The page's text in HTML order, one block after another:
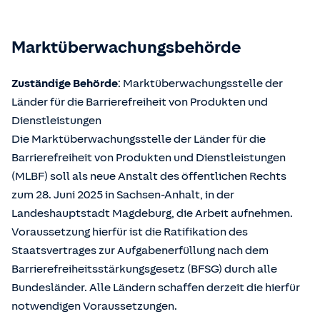
Marktüberwachungsbehörde
Zuständige Behörde: Marktüberwachungsstelle der
Länder für die Barrierefreiheit von Produkten und
Dienstleistungen
Die Marktüberwachungsstelle der Länder für die
Barrierefreiheit von Produkten und Dienstleistungen
(MLBF) soll als neue Anstalt des öffentlichen Rechts
zum 28. Juni 2025 in Sachsen-Anhalt, in der
Landeshauptstadt Magdeburg, die Arbeit aufnehmen.
Voraussetzung hierfür ist die Ratifikation des
Staatsvertrages zur Aufgabenerfüllung nach dem
Barrierefreiheitsstärkungsgesetz (BFSG) durch alle
Bundesländer. Alle Ländern schaffen derzeit die hierfür
notwendigen Voraussetzungen.